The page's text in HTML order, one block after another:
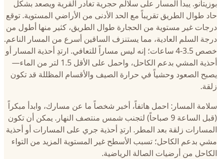
بوزيتانو. يبدأ المسار على سلالم حجرية تغادر القرية ويصعد بشكل
حاد طوال الطريق تقريباً مع الحد الأدنى من الأراضي المستوية. توقع
درجات غير مستوية من الحجارة طوال الطريق، كثير منها أطول من
درجة السلم العادية، مما يستنزف الساقين أسرع من المسار الناعم.
خصص 3.5-4 ساعات؛ إنه ليس مساراً للتعافي. ارتدِ أحذية المسار أو
أحذية المشي بدعم الكاحل، واحمل على الأقل 1.5 لتر من الماء—
يصبح الصعود وحشياً في حرارة الصيف والأقسام المظللة قد تكون
زلقة.
سلامة المسار: احمل هاتفاً، أخبر شخصاً ما عن مسارك، وابدأ مبكراً
(قبل الساعة 9 صباحاً) لتجنب شمس منتصف النهار. يمكن أن تكون
المسارات زلقة بعد المطر. ارتدِ أحذية جري على المسارات أو أحذية
مشي بدعم الكاحل؛ تسبب الأسطح غير المستوية المزيد من التواء
الكاحل من أرضيات الصالة الرياضية.